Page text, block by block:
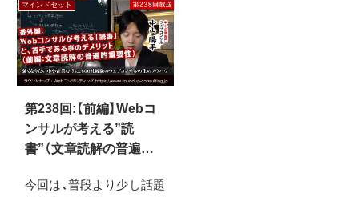
お伝えできればと思いま
す。
マインドセット
第238回:【前編】Webコ
ンサルが考える”読
書”（文章読解の普遍的
今回は、普段より少し話題